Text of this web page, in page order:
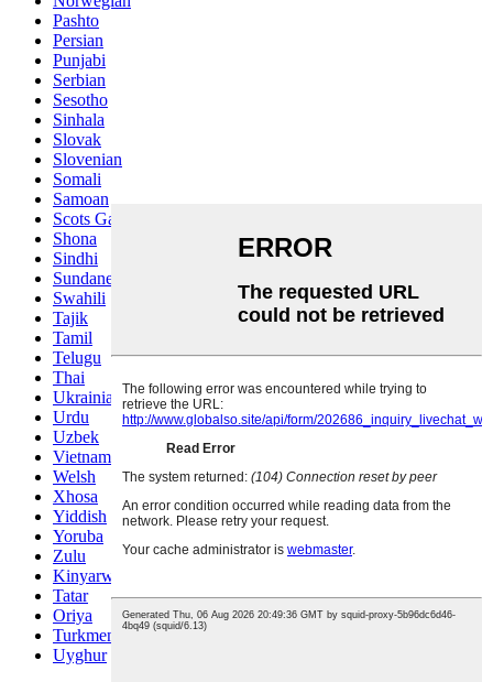
Pashto
Persian
Punjabi
Serbian
Sesotho
Sinhala
Slovak
Slovenian
Somali
Samoan
Scots Gaelic
Shona
Sindhi
Sundanese
Swahili
Tajik
Tamil
Telugu
Thai
Ukrainian
Urdu
Uzbek
Vietnamese
Welsh
Xhosa
Yiddish
Yoruba
Zulu
Kinyarwanda
Tatar
Oriya
Turkmen
Uyghur